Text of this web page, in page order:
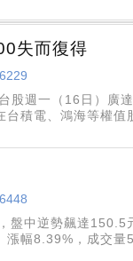
失而復得
股週一（16日）廣
積電、鴻海等權值
盤中逆勢飆達150.5
幅8.39%，成交量